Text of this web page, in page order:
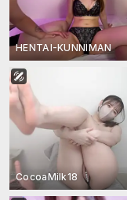
HENTAI-KUNNIMAN
CocoaMilk18